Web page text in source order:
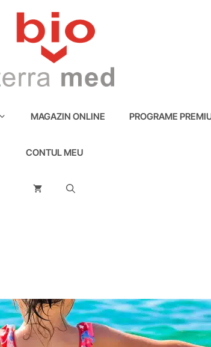
MAGAZIN ONLINE PROGRAME
CONTUL MEU